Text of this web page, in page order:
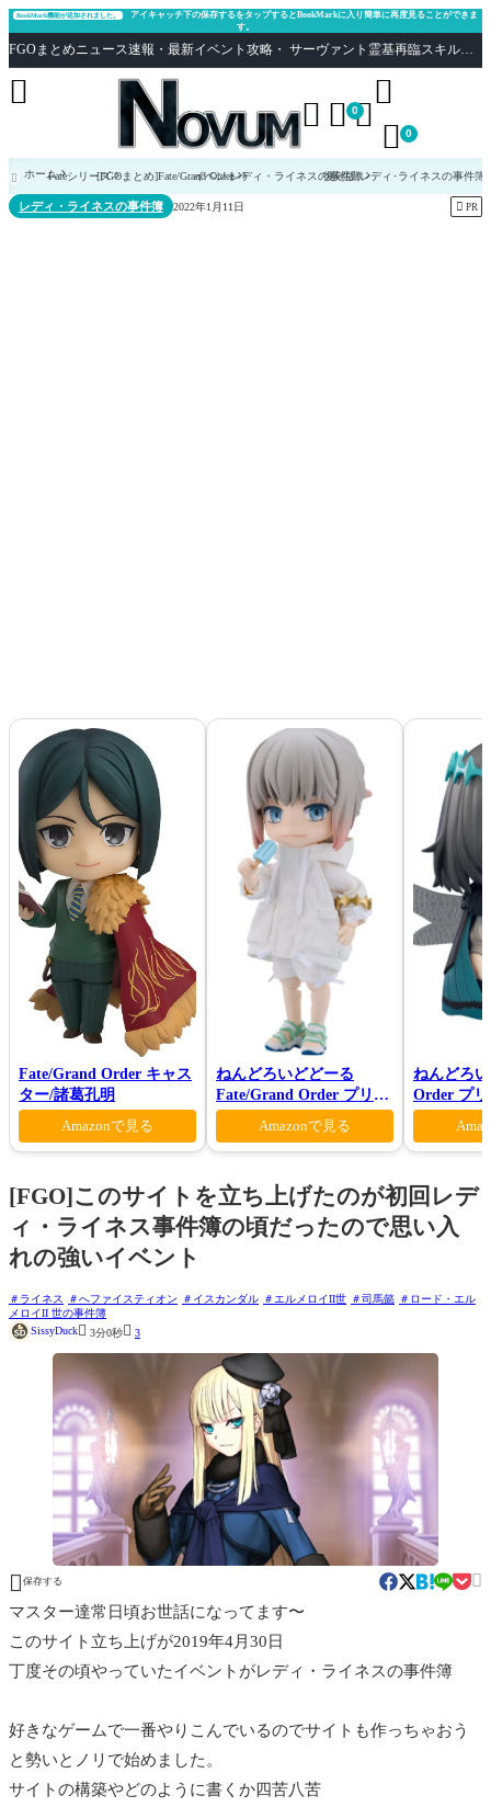
BookMark機能が追加されました。
アイキャッチ下の保存するをタップするとBookMarkに入り簡単に再度見ることができま
す。
FGOまとめニュース速報・最新イベント攻略・ サーヴァント霊基再臨スキル性能評価まとめ Fate/Grand Order
  0

 0

 ホームFateシリーズ[FGOまとめ]Fate/Grand Order
イベントレディ・ライネスの事件簿復刻版:レディ･ライネスの事件簿 -
レディ・ライネスの事件簿 2022年1月11日  PR
Fate/Grand Order キャス
ター/諸葛孔明
Amazonで見る
ねんどろいどどーる
Fate/Grand Order プリテ
ンダー/オベロン 爽やかサ
マー・プリンスVer.
Amazonで見る
ねんどろ
Order プ
ロン ヴォ
[FGO]このサイトを立ち上げたのが初回レデ
ィ・ライネス事件簿の頃だったので思い入
れの強いイベント
ライネス へファイスティオン イスカンダル エルメロイII世 司馬懿
ロード・エル
メロイII 世の事件簿
SissyDuck 3分0秒 3
 保存する 
マスター達常日頃お世話になってます〜
このサイト立ち上げが2019年4月30日
丁度その頃やっていたイベントがレディ・ライネスの事件簿
好きなゲームで一番やりこんでいるのでサイトも作っちゃおう
と勢いとノリで始めました。
サイトの構築やどのように書くか四苦八苦